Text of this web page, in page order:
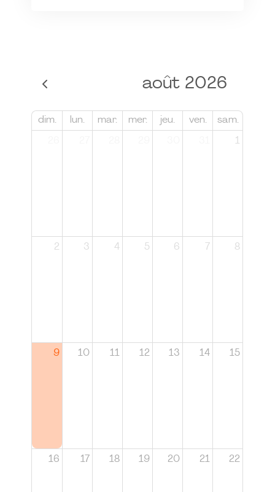
août 2026
dim. lun. mar. mer. jeu. ven. sam.
1
2 3 4 5 6 7 8
9 10 11 12 13 14 15
16 17 18 19 20 21 22